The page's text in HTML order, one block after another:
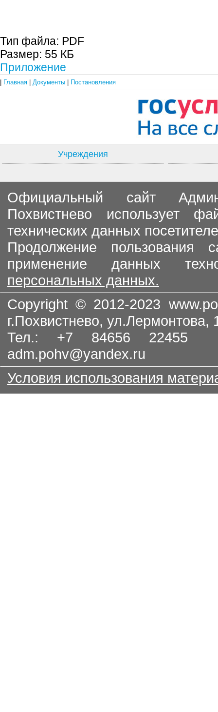
Тип файла: PDF
Размер: 55 КБ
Приложение
Главная Документы Постановления
Учреждения
Официальный сайт
Похвистнево использует
технических данных
Продолжение пользования
применение данных
персональных данных.
Copyright © 2012-2023
г.Похвистнево, ул.Лермонтова,
Тел.: +7 84656
adm.pohv@yandex.ru
Условия использования